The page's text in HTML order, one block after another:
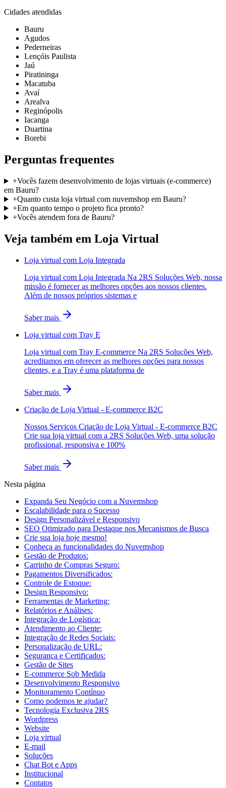
Cidades atendidas
Bauru
Agudos
Pederneiras
Lençóis Paulista
Jaú
Piratininga
Macatuba
Avaí
Arealva
Reginópolis
Iacanga
Duartina
Borebi
Perguntas frequentes
+Vocês fazem desenvolvimento de lojas virtuais (e-commerce)
em Bauru?
+Quanto custa loja virtual com nuvemshop em Bauru?
+Em quanto tempo o projeto fica pronto?
+Vocês atendem fora de Bauru?
Veja também em Loja Virtual
Loja virtual com Loja Integrada
Loja virtual com Loja Integrada Na 2RS Soluções Web, nossa
missão é fornecer as melhores opções aos nossos clientes.
Além de nossos próprios sistemas e
Saber mais
Loja virtual com Tray E
Loja virtual com Tray E-commerce Na 2RS Soluções Web,
acreditamos em oferecer as melhores opções para nossos
clientes, e a Tray é uma plataforma de
Saber mais
Criação de Loja Virtual - E-commerce B2C
Nossos Serviços Criação de Loja Virtual - E-commerce B2C
Crie sua loja virtual com a 2RS Soluções Web, uma solução
profissional, responsiva e 100%
Saber mais
Nesta página
Expanda Seu Negócio com a Nuvemshop
Escalabilidade para o Sucesso
Design Personalizável e Responsivo
SEO Otimizado para Destaque nos Mecanismos de Busca
Crie sua loja hoje mesmo!
Conheça as funcionalidades do Nuvemshop
Gestão de Produtos:
Carrinho de Compras Seguro:
Pagamentos Diversificados:
Controle de Estoque:
Design Responsivo:
Ferramentas de Marketing:
Relatórios e Análises:
Integração de Logística:
Atendimento ao Cliente:
Integração de Redes Sociais:
Personalização de URL:
Segurança e Certificados:
Gestão de Sites
E-commerce Sob Medida
Desenvolvimento Responsivo
Monitoramento Contínuo
Como podemos te ajudar?
Tecnologia Exclusiva 2RS
Wordpress
Website
Loja virtual
E-mail
Soluções
Chat Bot e Apps
Institucional
Contatos